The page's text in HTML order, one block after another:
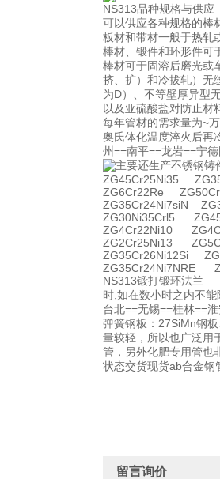
NS313品种规格与供应
可以供应各种规格的棒
板材和带材一般于热轧
棒材、锻件和环形件可
棒材可于固溶后磨光
挤、扩）和冷拔轧）无
为D）、不等壁厚异型
以及亚硫酸盐对防止材
每年管材的需求量为~
奥氏体化温度淬火后再
州==南平==龙岩==宁
主要还生产不锈钢铸
ZG45Cr25Ni35
ZG6Cr22Re
ZG35Cr24Ni7siN
ZG30Ni35Crl5
ZG4Cr22Ni10
ZG2Cr25Ni13
ZG35Cr26Ni12Si
ZG35Cr24Ni7NRE
NS313锻打锻环法兰
时,如在数小时之内不
台北==无锡==桂林==
弹簧钢板：27SiMn钢
量较轻，所以也广泛用
管，另外化肥专用管也
状态交货现货ab合金钢
留言询价